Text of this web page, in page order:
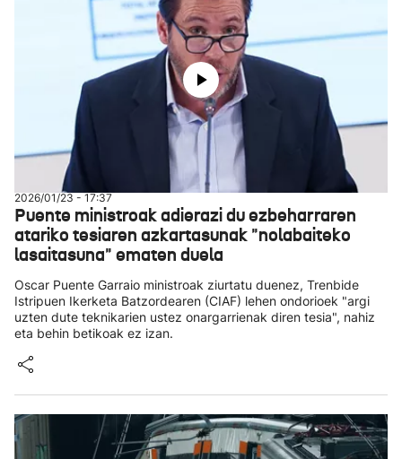
2026/01/23 - 17:37
Puente ministroak adierazi du ezbeharraren
atariko tesiaren azkartasunak "nolabaiteko
lasaitasuna" ematen duela
Oscar Puente Garraio ministroak ziurtatu duenez, Trenbide
Istripuen Ikerketa Batzordearen (CIAF) lehen ondorioek "argi
uzten dute teknikarien ustez onargarrienak diren tesia", nahiz
eta behin betikoak ez izan.